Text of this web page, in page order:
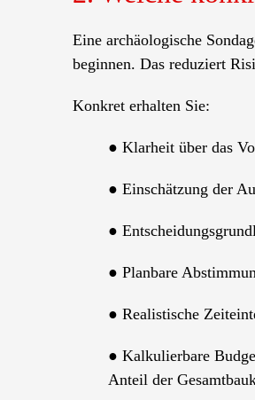
Eine archäologische
beginnen. Das reduziert
Konkret erhalten Sie:
● Klarheit über das
● Einschätzung der
●
● Planbare
● Realistische
● Kalkulierbare
Anteil der